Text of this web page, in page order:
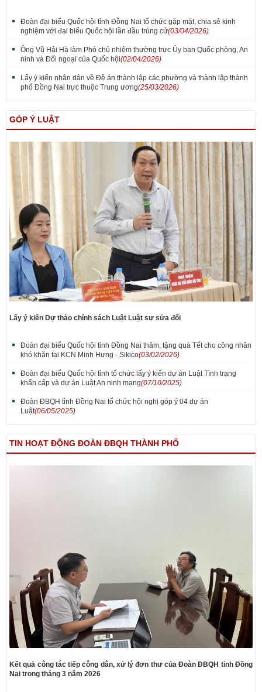
Đoàn đại biểu Quốc hội tỉnh Đồng Nai tổ chức gặp mặt, chia sẻ kinh
nghiệm với đại biểu Quốc hội lần đầu trúng cử(03/04/2026)
Ông Vũ Hải Hà làm Phó chủ nhiệm thường trực Ủy ban Quốc phòng, An
ninh và Đối ngoại của Quốc hội(02/04/2026)
Lấy ý kiến nhân dân về Đề án thành lập các phường và thành lập thành
phố Đồng Nai trực thuộc Trung ương(25/03/2026)
GÓP Ý LUẬT
Lấy ý kiến Dự thảo chính sách Luật Luật sư sửa đổi
Đoàn đại biểu Quốc hội tỉnh Đồng Nai thăm, tặng quà Tết cho công nhân
khó khăn tại KCN Minh Hưng - Sikico(03/02/2026)
Đoàn đại biểu Quốc hội tỉnh tổ chức lấy ý kiến dự án Luật Tình trạng
khẩn cấp và dự án Luật An ninh mạng(07/10/2025)
Đoàn ĐBQH tỉnh Đồng Nai tổ chức hội nghị góp ý 04 dự án
Luật(06/05/2025)
TIN HOẠT ĐỘNG ĐOÀN ĐBQH THÀNH PHỐ
Kết quả công tác tiếp công dân, xử lý đơn thư của Đoàn ĐBQH tỉnh Đồng
Nai trong tháng 3 năm 2026